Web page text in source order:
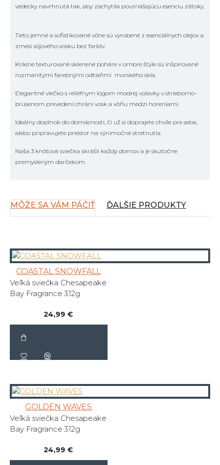
vedecky navrhnutá tak, aby zachytila povznášajúcu esenciu zátoky.
Tieto jemné a sofistikované vône sú vyrobené z esenciálnych olejov a
zmesi sójového vosku bez farbív.
Krásne texturované sklenené poháre v ombre štýle sú inšpirované
rozmanitými farebnými odtieňmi morského skla.
Elegantné viečko s reliéfnym logom modrej volavky v strieborno-
brúsenom prevedení chráni vosk a vôňu medzi horeniami.
Ideálny doplnok do domácnosti, či už si doprajete chvíle pre seba,
alebo pripravujete priestor na výnimočné stretnutia.
Naša 3 knôtová sviečka skrášli každý domov a je skutočne
premysleným darčekom.
MÔŽE SA VÁM PÁČIŤ ĎALŠIE PRODUKTY
COASTAL SNOWFALL
Veľká sviečka Chesapeake
Bay Fragrance 312g
24,99 €
GOLDEN WAVES
Veľká sviečka Chesapeake
Bay Fragrance 312g
24,99 €